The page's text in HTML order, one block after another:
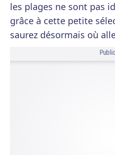
les plages ne sont pas
grâce à cette petite
saurez désormais où